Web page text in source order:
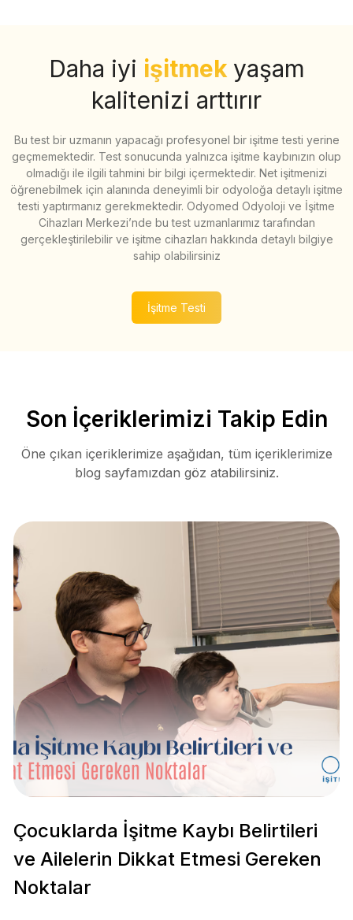
Daha iyi işitmek yaşam
kalitenizi arttırır
Bu test bir uzmanın yapacağı profesyonel bir işitme testi yerine
geçmemektedir. Test sonucunda yalnızca işitme kaybınızın olup
olmadığı ile ilgili tahmini bir bilgi içermektedir. Net işitmenizi
öğrenebilmek için alanında deneyimli bir odyoloğa detaylı işitme
testi yaptırmanız gerekmektedir. Odyomed Odyoloji ve İşitme
Cihazları Merkezi’nde bu test uzmanlarımız tarafından
gerçekleştirilebilir ve işitme cihazları hakkında detaylı bilgiye
sahip olabilirsiniz
İşitme Testi
Son İçeriklerimizi Takip Edin
Öne çıkan içeriklerimize aşağıdan, tüm içeriklerimize
blog sayfamızdan göz atabilirsiniz.
Çocuklarda İşitme Kaybı Belirtileri
ve Ailelerin Dikkat Etmesi Gereken
Noktalar